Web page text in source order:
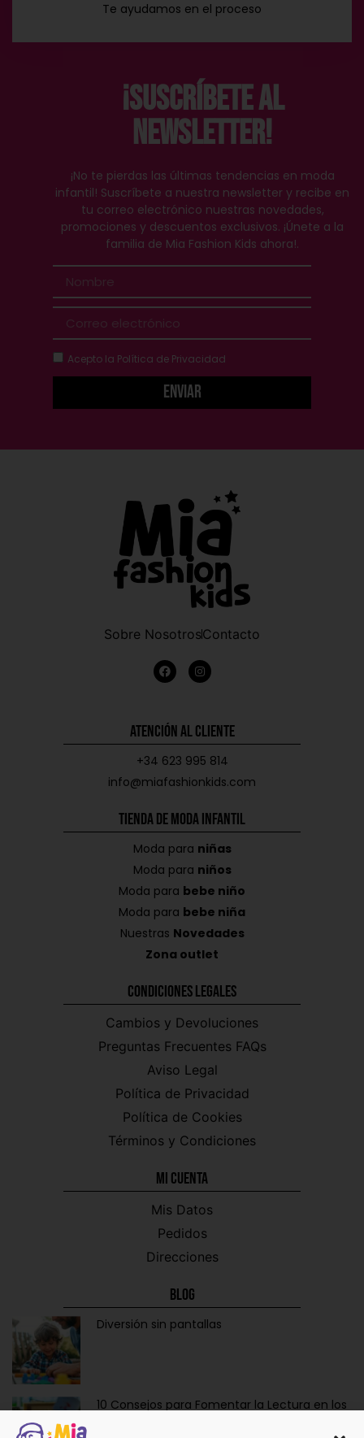
Te ayudamos en el proceso
¡Suscríbete al
Newsletter!
¡No te pierdas las últimas tendencias en moda
infantil! Suscríbete a nuestra newsletter y recibe en
tu correo electrónico nuestras novedades,
promociones y descuentos exclusivos. ¡Únete a la
familia de Mia Fashion Kids ahora!.
Acepto la Política de Privacidad
Enviar
Sobre NosotrosContacto
Atención al Cliente
+34 623 995 814
info@miafashionkids.com
Tienda de Moda Infantil
Moda para niñas
Moda para niños
Moda para bebe niño
Moda para bebe niña
Nuestras Novedades
Zona outlet
Condiciones Legales
Cambios y Devoluciones
Preguntas Frecuentes FAQs
Aviso Legal
Política de Privacidad
Política de Cookies
Términos y Condiciones
Mi CUENTA
Mis Datos
Pedidos
Direcciones
Blog
Diversión sin pantallas
10 Consejos para Fomentar la Lectura en los